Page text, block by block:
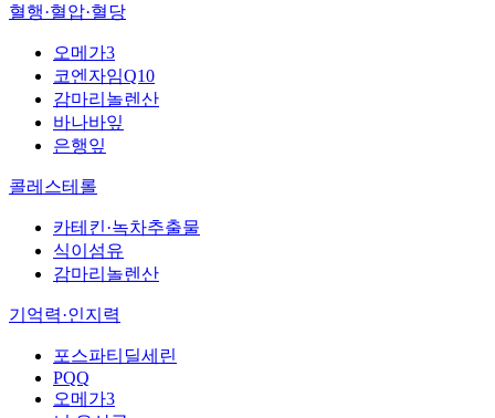
혈행·혈압·혈당
오메가3
코엔자임Q10
감마리놀렌산
바나바잎
은행잎
콜레스테롤
카테킨·녹차추출물
식이섬유
감마리놀렌산
기억력·인지력
포스파티딜세린
PQQ
오메가3